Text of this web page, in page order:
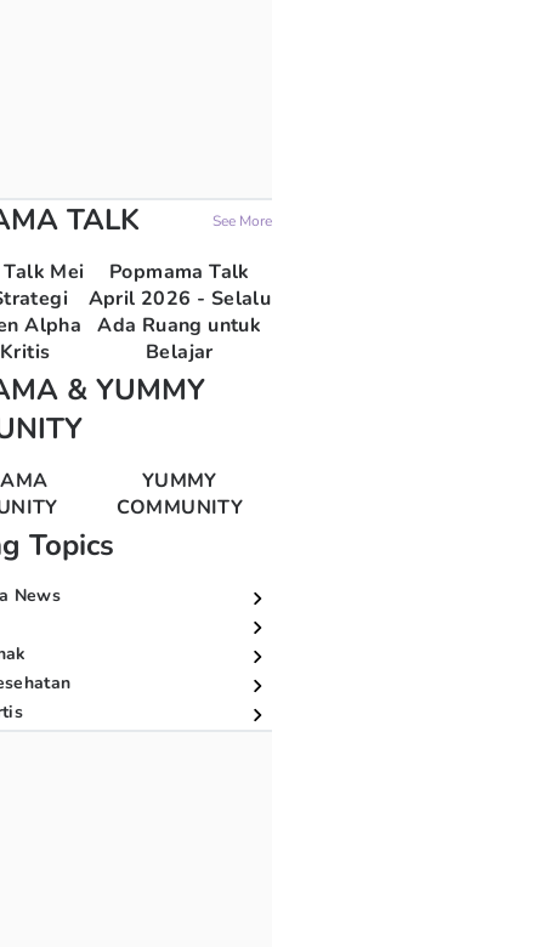
TALK See More
Mei
Alpha
Popmama Talk
April 2026 - Selalu
Ada Ruang untuk
Belajar
& YUMMY
YUMMY
COMMUNITY
Topics
News